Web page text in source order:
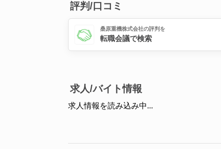
評判/口コミ
桑原重機株式会社の評判を
転職会議で検索
求人/バイト情報
求人情報を読み込み中...